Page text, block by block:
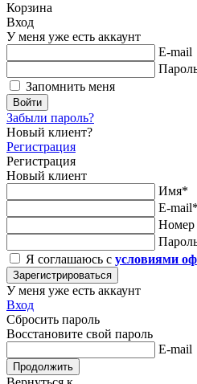
Корзина
Вход
У меня уже есть аккаунт
E-mail
Запомнить меня
Войти
Забыли пароль?
Новый клиент?
Регистрация
Регистрация
Новый клиент
Имя*
E-mail*
Номер
Я соглашаюсь с условиями
Зарегистрироваться
У меня уже есть аккаунт
Вход
Сбросить пароль
Восстановите свой пароль
E-mail
Продолжить